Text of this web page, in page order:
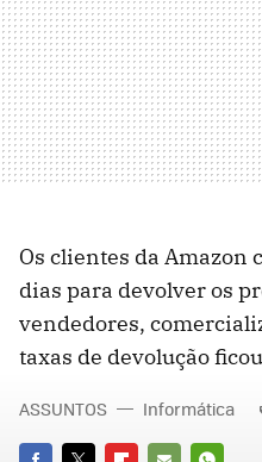
Os clientes da Amazon
dias para devolver os
vendedores,
taxas de devolução
ASSUNTOS Informática